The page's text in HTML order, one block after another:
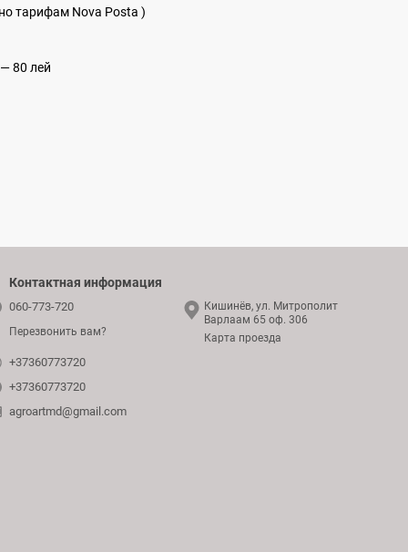
тарифам Nova Posta )
80 лей
Контактная информация
060-773-720
Перезвонить вам?
+37360773720
+37360773720
agroartmd@gmail.com
Кишинёв, ул. Митрополит
Варлаам 65 оф. 306
Карта проезда